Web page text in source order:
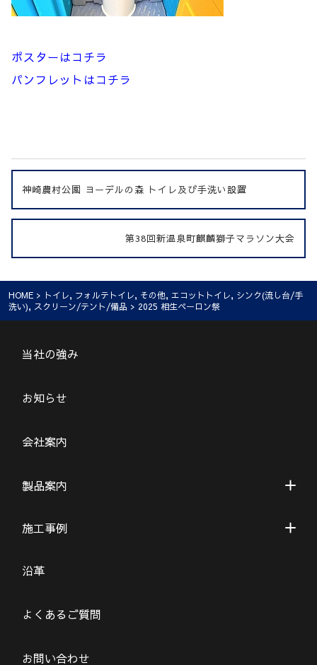
ポスターはコチラ
パンフレットはコチラ
神崎農村公園 ヨーデルの森 トイレ及び手洗い設置
第38回新温泉町麒麟獅子マラソン大会
HOME > トイレ, フォルテトイレ, その他, エコットトイレ, シンク(流し台/手
洗い), スクリーン/テント/備品 > 2025 相生ペーロン祭
当社の強み
お知らせ
会社案内
製品案内
施工事例
沿革
よくあるご質問
お問い合わせ